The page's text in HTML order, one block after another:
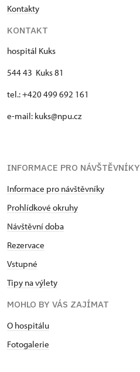
Kontakty
KONTAKT
hospitál Kuks
544 43 Kuks 81
tel.: +420 499 692 161
e-mail: kuks@npu.cz
INFORMACE PRO NÁVŠTĚVNÍKY
Informace pro návštěvníky
Prohlídkové okruhy
Návštěvní doba
Rezervace
Vstupné
Tipy na výlety
MOHLO BY VÁS ZAJÍMAT
O hospitálu
Fotogalerie